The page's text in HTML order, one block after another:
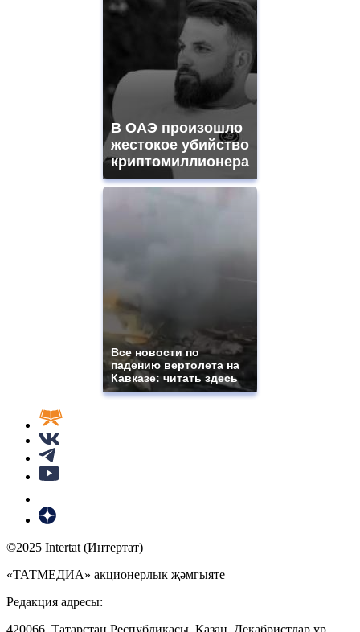
В ОАЭ произошло
жестокое убийство
криптомиллионера
Все новости по
падению вертолета на
Кавказе: читать здесь
©2025 Intertat (Интертат)
«ТАТМЕДИА» акционерлык җәмгыяте
Редакция адресы:
420066, Татарстан Республикасы, Казан, Декабристлар ур.,